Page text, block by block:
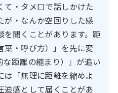
て・タメ口で話しかけた
が・なんか空回りした感
を聞くことがあります。距
葉・呼び方）」を先に変
な距離の縮まり）」が追い
は「無理に距離を縮めよ
迫感として届くことがあ